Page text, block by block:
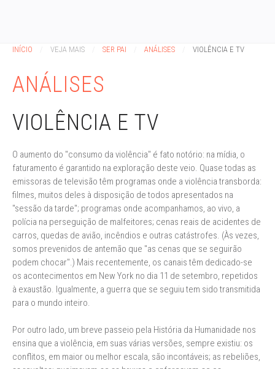
INÍCIO VEJA MAIS SER PAI ANÁLISES VIOLÊNCIA E TV
ANÁLISES
VIOLÊNCIA E TV
O aumento do "consumo da violência" é fato notório: na mídia, o
faturamento é garantido na exploração deste veio. Quase todas as
emissoras de televisão têm programas onde a violência transborda:
filmes, muitos deles à disposição de todos apresentados na
"sessão da tarde"; programas onde acompanhamos, ao vivo, a
polícia na perseguição de malfeitores; cenas reais de acidentes de
carros, quedas de avião, incêndios e outras catástrofes. (Às vezes,
somos prevenidos de antemão que "as cenas que se seguirão
podem chocar".) Mais recentemente, os canais têm dedicado-se
os acontecimentos em New York no dia 11 de setembro, repetidos
à exaustão. Igualmente, a guerra que se seguiu tem sido transmitida
para o mundo inteiro.
Por outro lado, um breve passeio pela História da Humanidade nos
ensina que a violência, em suas várias versões, sempre existiu: os
conflitos, em maior ou melhor escala, são incontáveis; as rebeliões,